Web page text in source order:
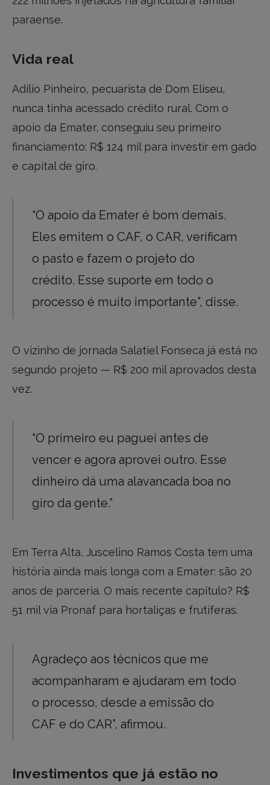
paraense.
Vida real
Adílio Pinheiro, pecuarista de Dom Eliseu,
nunca tinha acessado crédito rural. Com o
apoio da Emater, conseguiu seu primeiro
financiamento: R$ 124 mil para investir em gado
e capital de giro.
“O apoio da Emater é bom demais.
Eles emitem o CAF, o CAR, verificam
o pasto e fazem o projeto do
crédito. Esse suporte em todo o
processo é muito importante”, disse.
O vizinho de jornada Salatiel Fonseca já está no
segundo projeto — R$ 200 mil aprovados desta
vez.
“O primeiro eu paguei antes de
vencer e agora aprovei outro. Esse
dinheiro dá uma alavancada boa no
giro da gente.”
Em Terra Alta, Juscelino Ramos Costa tem uma
história ainda mais longa com a Emater: são 20
anos de parceria. O mais recente capítulo? R$
51 mil via Pronaf para hortaliças e frutíferas.
Agradeço aos técnicos que me
acompanharam e ajudaram em todo
o processo, desde a emissão do
CAF e do CAR”, afirmou.
Investimentos que já estão no